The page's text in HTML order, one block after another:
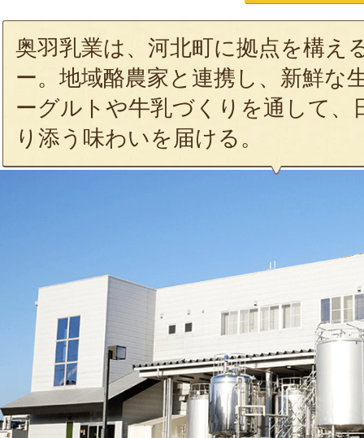
奥羽乳業は、河北町に拠点を構え
ー。地域酪農家と連携し、新鮮な
ーグルトや牛乳づくりを通して、
り添う味わいを届ける。